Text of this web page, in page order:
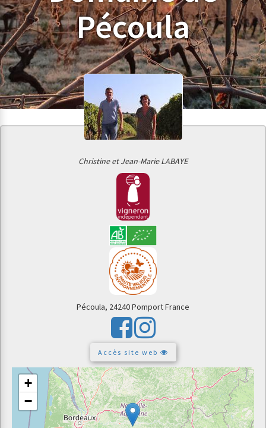
Pécoula
Christine et Jean-Marie LABAYE
Pécoula, 24240 PomportFrance
Accès site web
+
−